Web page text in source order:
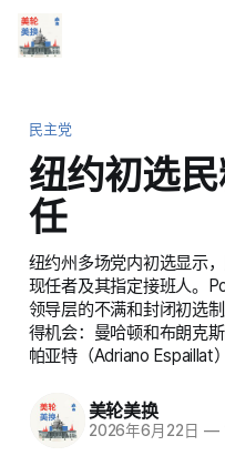
民主党
纽约初选
任
纽约州多场党内初选显示
现任者及其指定接班人。
领导层的不满和封闭初选
得机会：曼哈顿和布朗克
帕亚特（Adriano Espaillat
美轮美换
2026年6月22日 —